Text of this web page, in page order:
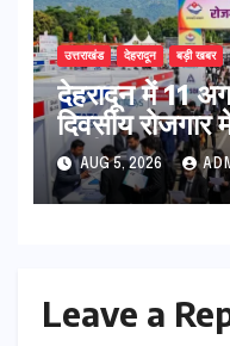
उत्तराखंड देहरादून बड़ी खबर
​देहरादून में 11
दिवसीय रोजगार
भर्तीAUG 5, 2026
Leave a